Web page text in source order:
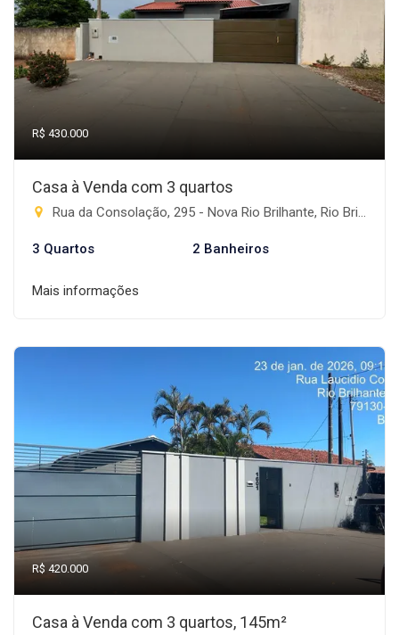
R$ 430.000
Casa à Venda com 3 quartos
Rua da Consolação, 295 - Nova Rio Brilhante, Rio Brilhante-MS
3 Quartos 2 Banheiros
Mais informações
R$ 420.000
Casa à Venda com 3 quartos, 145m²